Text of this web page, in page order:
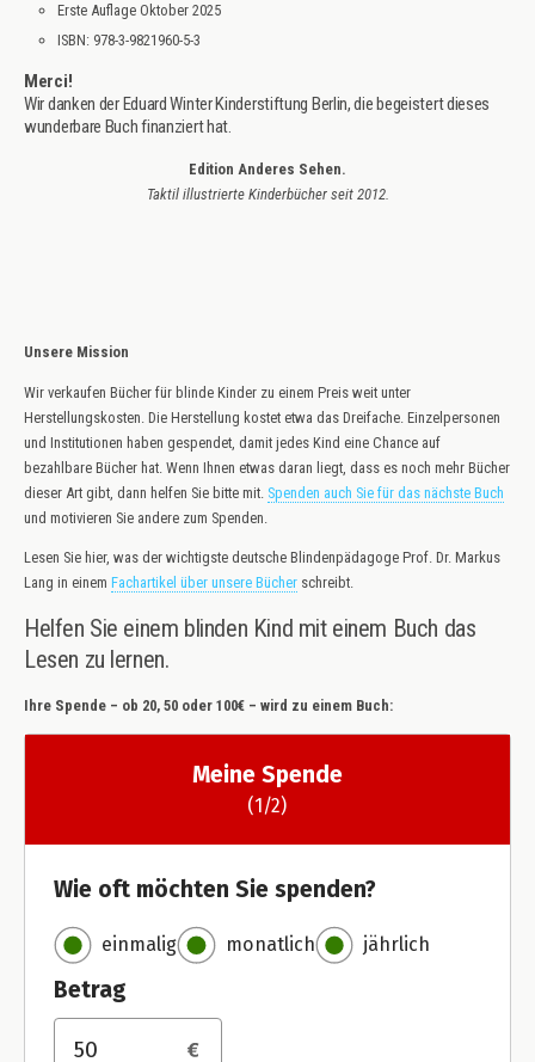
Erste Auflage Oktober 2025
ISBN: 978-3-9821960-5-3
Merci!
Wir danken der Eduard Winter Kinderstiftung Berlin, die begeistert dieses
wunderbare Buch finanziert hat.
Edition Anderes Sehen.
Taktil illustrierte Kinderbücher seit 2012.
Unsere Mission
Wir verkaufen Bücher für blinde Kinder zu einem Preis weit unter
Herstellungskosten. Die Herstellung kostet etwa das Dreifache. Einzelpersonen
und Institutionen haben gespendet, damit jedes Kind eine Chance auf
bezahlbare Bücher hat. Wenn Ihnen etwas daran liegt, dass es noch mehr Bücher
dieser Art gibt, dann helfen Sie bitte mit. Spenden auch Sie für das nächste Buch
und motivieren Sie andere zum Spenden.
Lesen Sie hier, was der wichtigste deutsche Blindenpädagoge Prof. Dr. Markus
Lang in einem Fachartikel über unsere Bücher schreibt.
Helfen Sie einem blinden Kind mit einem Buch das
Lesen zu lernen.
Ihre Spende – ob 20, 50 oder 100€ – wird zu einem Buch: